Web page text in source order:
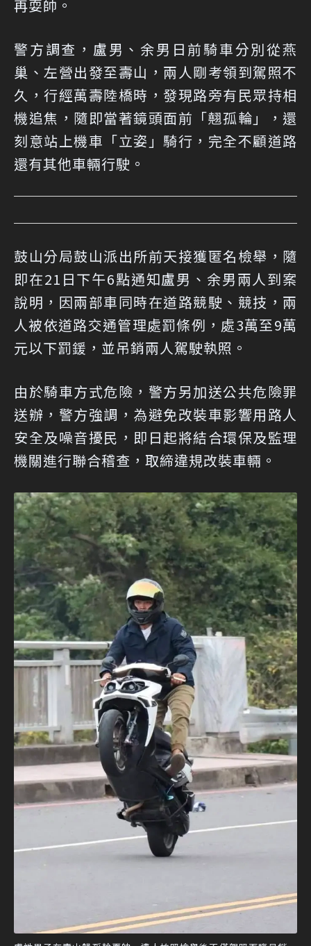
再耍帥。
警方調查，盧男、余男日前騎車分別從燕
巢、左營出發至壽山，兩人剛考領到駕照不
久，行經萬壽陸橋時，發現路旁有民眾持相
機追焦，隨即當著鏡頭面前「翹孤輪」，還
刻意站上機車「立姿」騎行，完全不顧道路
還有其他車輛行駛。
鼓山分局鼓山派出所前天接獲匿名檢舉，隨
即在21日下午6點通知盧男、余男兩人到案
說明，因兩部車同時在道路競駛、競技，兩
人被依道路交通管理處罰條例，處3萬至9萬
元以下罰鍰，並吊銷兩人駕駛執照。
由於騎車方式危險，警方另加送公共危險罪
送辦，警方強調，為避免改裝車影響用路人
安全及噪音擾民，即日起將結合環保及監理
機關進行聯合稽查，取締違規改裝車輛。